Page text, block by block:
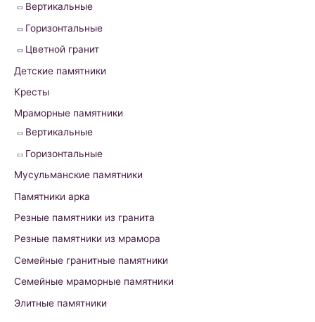
Вертикальные
Горизонтальные
Цветной гранит
Детские памятники
Кресты
Мраморные памятники
Вертикальные
Горизонтальные
Мусульманские памятники
Памятники арка
Резные памятники из гранита
Резные памятники из мрамора
Семейные гранитные памятники
Семейные мраморные памятники
Элитные памятники